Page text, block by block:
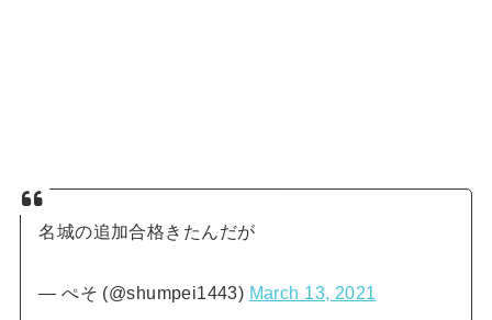
名城の追加合格きたんだが
— ぺそ (@shumpei1443) March 13, 2021